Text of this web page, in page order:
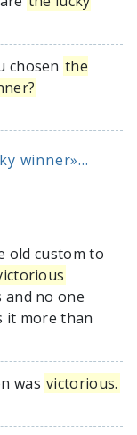
chosen the
winner»...
old custom to
and no one
it more than
was victorious.